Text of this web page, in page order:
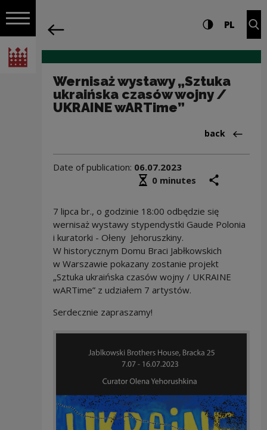
Open navigation
National Centre for Culture Poland
Navigation Settings and search
High contrast
PL
Wernisaż wystawy „Sztuka
ukraińska czasów wojny /
UKRAINE wARTime”
Back
back
Date of publication: 06.07.2023
Średni czas czytania
0 minutes
7 lipca br., o godzinie 18:00 odbędzie się
wernisaż wystawy stypendystki Gaude Polonia
i kuratorki - Ołeny Jehoruszkiny.
W historycznym Domu Braci Jabłkowskich
w Warszawie pokazany zostanie projekt
„Sztuka ukraińska czasów wojny / UKRAINE
wARTime” z udziałem 7 artystów.
Serdecznie zapraszamy!